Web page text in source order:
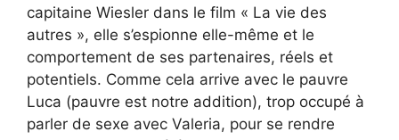
capitaine Wiesler dans le film « La vie des
autres », elle s’espionne elle-même et le
comportement de ses partenaires, réels et
potentiels. Comme cela arrive avec le pauvre
Luca (pauvre est notre addition), trop occupé à
parler de sexe avec Valeria, pour se rendre